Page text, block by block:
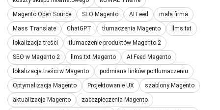
Magento Open Source SEO Magento AI Feed mała firma
Mass Translate ChatGPT tłumaczenia Magento llms.txt
lokalizacja treści tłumaczenie produktów Magento 2
SEO w Magento 2 llms.txt Magento AI Feed Magento
lokalizacja treści w Magento podmiana linków po tłumaczeniu
Optymalizacja Magento Projektowanie UX szablony Magento
aktualizacja Magento zabezpieczenia Magento